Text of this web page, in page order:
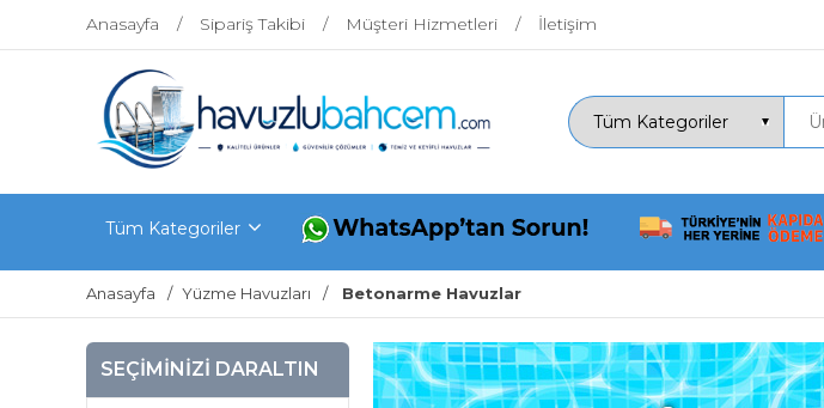
Anasayfa Sipariş Takibi Müşteri Hizmetleri İletişim
Tüm Kategoriler
Anasayfa Yüzme Havuzları Betonarme Havuzlar
SEÇIMINIZI DARALTIN